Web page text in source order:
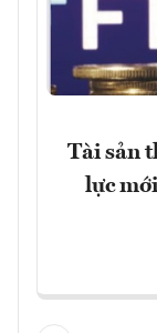
Tài sản
lực